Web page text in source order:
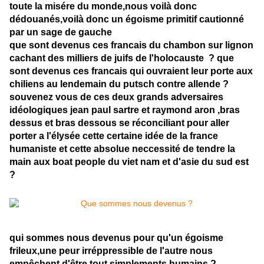
toute la misére du monde,nous voilà donc
dédouanés,voilà donc un égoisme primitif cautionné
par un sage de gauche
que sont devenus ces francais du chambon sur lignon
cachant des milliers de juifs de l'holocauste ? que
sont devenus ces francais qui ouvraient leur porte aux
chiliens au lendemain du putsch contre allende ?
souvenez vous de ces deux grands adversaires
idéologiques jean paul sartre et raymond aron ,bras
dessus et bras dessous se réconciliant pour aller
porter a l'élysée cette certaine idée de la france
humaniste et cette absolue neccessité de tendre la
main aux boat people du viet nam et d'asie du sud est
?
qui sommes nous devenus pour qu'un égoisme
frileux,une peur irréppressible de l'autre nous